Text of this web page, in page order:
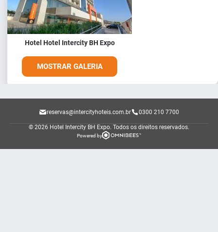
Hotel Hotel Intercity BH Expo
MOSTRAR GALERIA
reservas@intercityhoteis.com.br 0300 210 7700
© 2026 Hotel Intercity BH Expo. Todos os direitos reservados.
Powered by